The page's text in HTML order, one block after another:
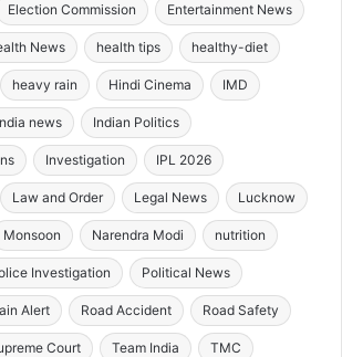
Election Commission Entertainment News
News health tips healthy-diet
heavy rain Hindi Cinema IMD
news Indian Politics
Investigation IPL 2026
Law and Order Legal News Lucknow
Monsoon Narendra Modi nutrition
Investigation Political News
Alert Road Accident Road Safety
Court Team India TMC